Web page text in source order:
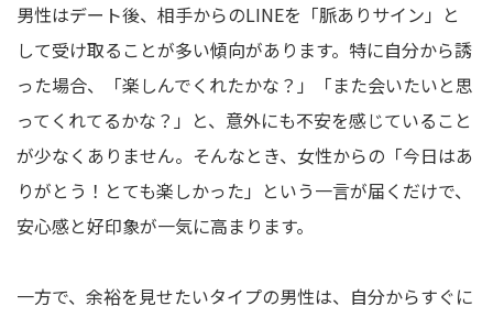
男性はデート後、相手からのLINEを「脈ありサイン」と
して受け取ることが多い傾向があります。特に自分から誘
った場合、「楽しんでくれたかな？」「また会いたいと思
ってくれてるかな？」と、意外にも不安を感じていること
が少なくありません。そんなとき、女性からの「今日はあ
りがとう！とても楽しかった」という一言が届くだけで、
安心感と好印象が一気に高まります。
一方で、余裕を見せたいタイプの男性は、自分からすぐに